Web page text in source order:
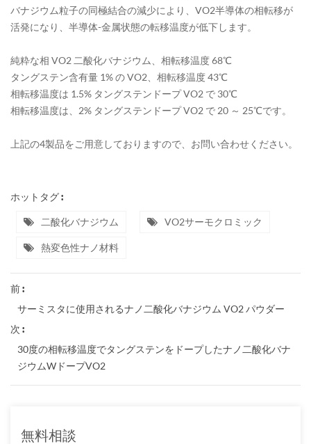
バナジウム粒子の同極結合の減少により、VO2半導体の相転移が
活発になり、半導体-金属状態の転移温度が低下します。
純粋な相 VO2 二酸化バナジウム、相転移温度 68℃
タングステン含有量 1% の VO2、相転移温度 43℃
相転移温度は 1.5% タングステンドープ VO2 で 30℃
相転移温度は、2% タングステンドープ VO2 で 20 ～ 25℃です。
上記の4製品をご用意しておりますので、お問い合わせください。
ホットタグ :
二酸化バナジウム VO2サーモクロミック
熱変色性ナノ材料
前 :
サーミスタに使用されるナノ二酸化バナジウム VO2 パウダー
次 :
30度の相転移温度でタングステンをドープしたナノ二酸化バナ
ジウムWドープVO2
無料相談